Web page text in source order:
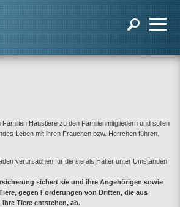
Haustiere zu den Familienmitgliedern und sollen
Leben mit ihren Frauchen bzw. Herrchen führen.
verursachen für die sie als Halter unter Umständen
sichert sie und ihre Angehörigen sowie
gegen Forderungen von Dritten, die aus
Tiere entstehen, ab.